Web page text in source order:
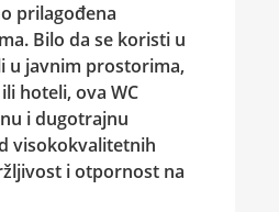
prilagođena
Bilo da se koristi u
u javnim prostorima,
hoteli, ova WC
i dugotrajnu
visokokvalitetnih
i otpornost na